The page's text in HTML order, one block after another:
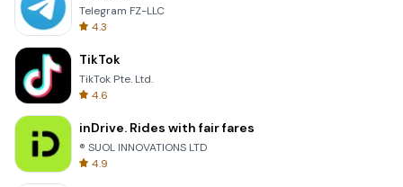
Telegram FZ-LLC
4.3
TikTok
TikTok Pte. Ltd.
4.6
inDrive. Rides with fair fares
® SUOL INNOVATIONS LTD
4.9